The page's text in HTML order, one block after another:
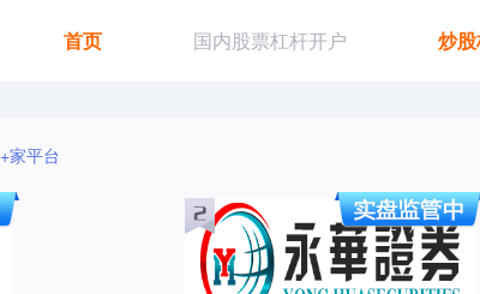
首页 国内股票杠杆开户 炒
+家平台